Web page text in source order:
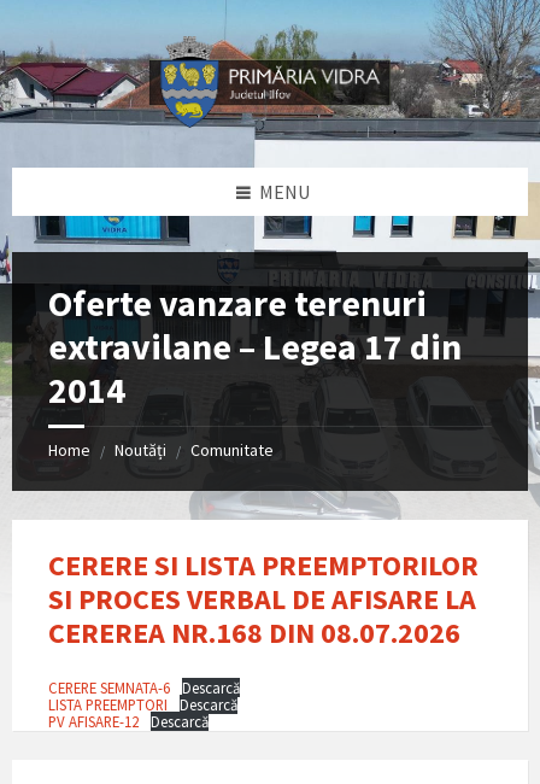
content
left
sidebar
right
sidebar
footer
MENU
Oferte vanzare terenuri
extravilane – Legea 17 din
2014
Home / Noutăți / Comunitate
CERERE SI LISTA PREEMPTORILOR
SI PROCES VERBAL DE AFISARE LA
CEREREA NR.168 DIN 08.07.2026
CERERE SEMNATA-6
Descarcă
LISTA PREEMPTORI
Descarcă
PV AFISARE-12
Descarcă